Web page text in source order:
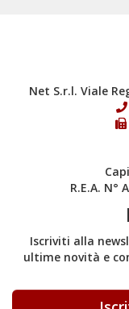
Net S.r.l. Viale
R.E.A. N°
Iscriviti alla
ultime novità e